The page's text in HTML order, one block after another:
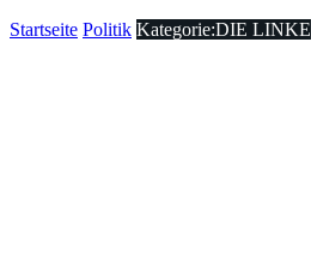
Startseite Politik Kategorie:DIE LINKE